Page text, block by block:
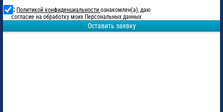
С Политикой конфиденциальности ознакомлен(а), даю
согласие на обработку моих Персональных данных
Оставить заявку